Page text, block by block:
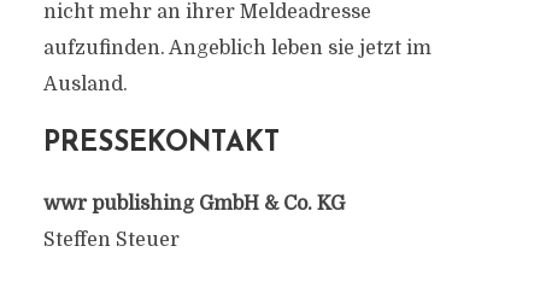
nicht mehr an ihrer Meldeadresse
aufzufinden. Angeblich leben sie jetzt im
Ausland.
PRESSEKONTAKT
wwr publishing GmbH & Co. KG
Steffen Steuer